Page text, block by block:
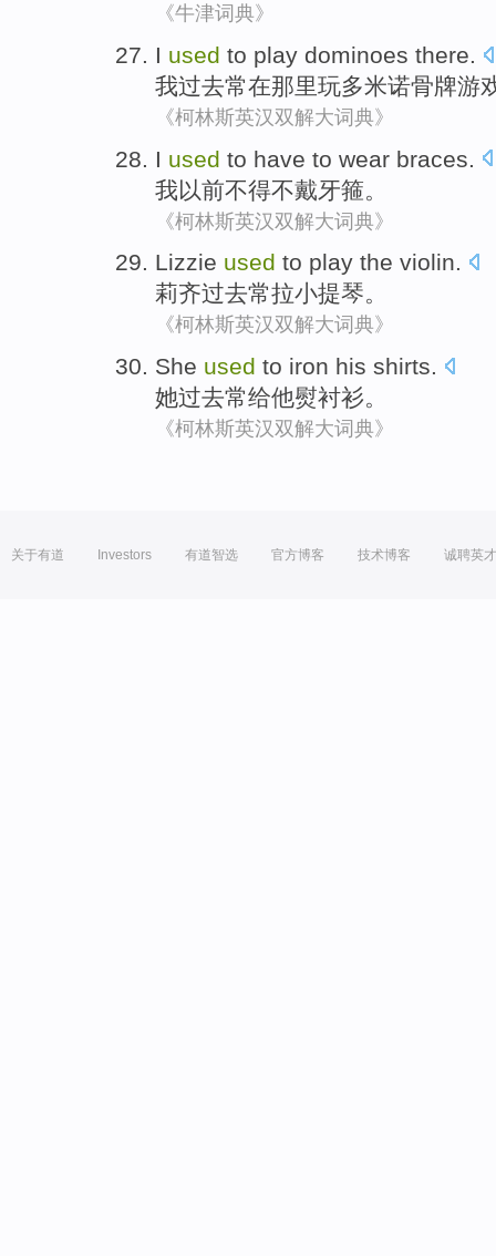
《牛津词典》
I used to play dominoes there.
我过去常在那里玩多米诺骨牌游
《柯林斯英汉双解大词典》
I used to have to wear braces
我以前不得不戴牙箍 。
《柯林斯英汉双解大词典》
Lizzie used to play the violin.
莉齐过去常拉小提琴。
《柯林斯英汉双解大词典》
She used to iron his shirts.
她过去常给他熨衬衫。
《柯林斯英汉双解大词典》
关于有道 Investors 有道智选 官方博客 技术博客 诚聘英才